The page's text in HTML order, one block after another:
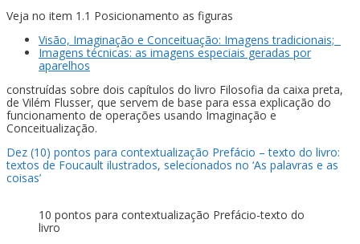
Veja no item 1.1 Posicionamento as figuras
Visão, Imaginação e Conceituação: Imagens tradicionais;
Imagens técnicas: as imagens especiais geradas por
aparelhos
construídas sobre dois capítulos do livro Filosofia da caixa preta,
de Vilém Flusser, que servem de base para essa explicação do
funcionamento de operações usando Imaginação e
Conceitualização.
Dez (10) pontos para contextualização Prefácio – texto do livro:
textos de Foucault ilustrados, selecionados no ‘As palavras e as
coisas’
10 pontos para contextualização Prefácio-texto do
livro